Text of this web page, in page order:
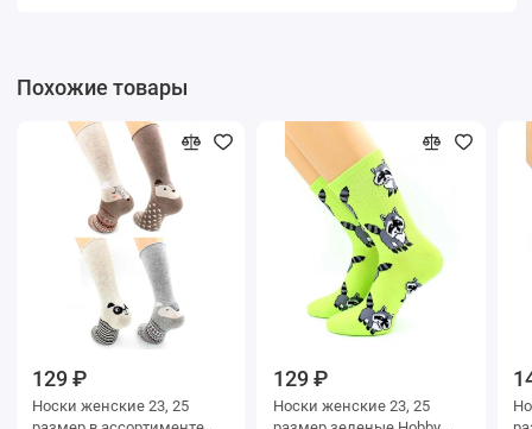
Похожие товары
129 ₽
Носки женские 23, 25
129 ₽
Носки женские 23, 25
Носки